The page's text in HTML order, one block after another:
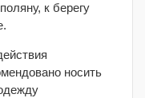
к берегу
носить